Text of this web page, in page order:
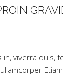
viverra